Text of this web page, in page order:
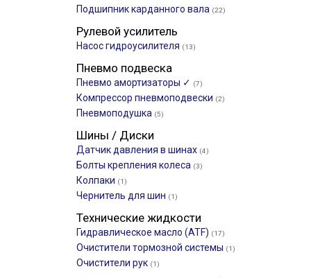
Подшипник карданного вала (22)
Рулевой усилитель
Насос гидроусилителя (13)
Пневмо подвеска
Пневмо амортизаторы ✓ (7)
Компрессор пневмоподвески (2)
Пневмоподушка (5)
Шины / Диски
Датчик давления в шинах (4)
Болты крепления колеса (3)
Колпаки (1)
Чернитель для шин (1)
Технические жидкости
Гидравлическое масло (ATF) (17)
Очистители тормозной системы (1)
Очистители рук (1)